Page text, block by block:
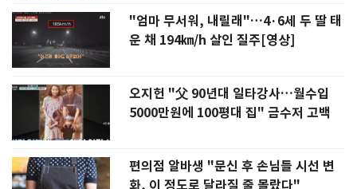
"엄마 무서워, 내릴래"…4·6세 두 딸 태
운 채 194㎞/h 살인 질주[영상]
오지헌 "父 90년대 일타강사…월수입
5000만원에 100평대 집" 금수저 고백
편의점 알바생 "문신 후 손님들 시선 변
화, 이 정도로 달라질 줄 몰랐다"